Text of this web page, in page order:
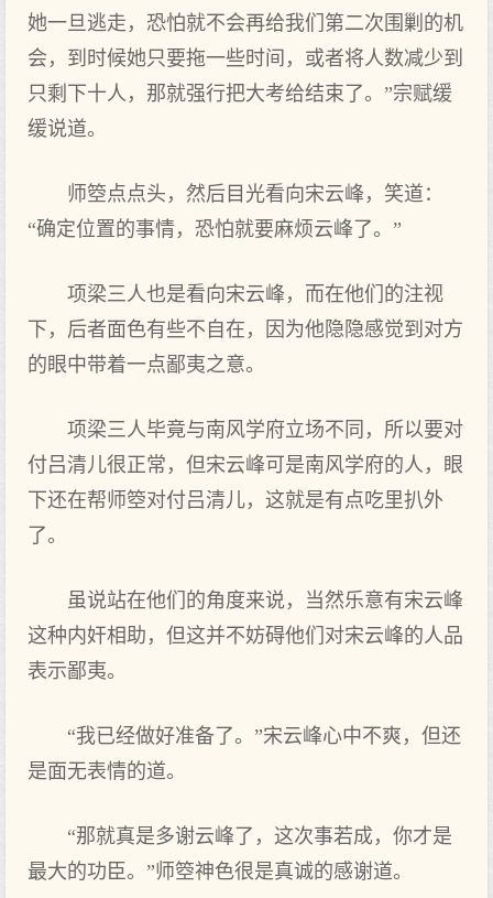
她一旦逃走，恐怕就不会再给我们第二次围剿的机
会，到时候她只要拖一些时间，或者将人数减少到
只剩下十人，那就强行把大考给结束了。”宗赋缓
缓说道。
师箜点点头，然后目光看向宋云峰，笑道：
“确定位置的事情，恐怕就要麻烦云峰了。”
项梁三人也是看向宋云峰，而在他们的注视
下，后者面色有些不自在，因为他隐隐感觉到对方
的眼中带着一点鄙夷之意。
项梁三人毕竟与南风学府立场不同，所以要对
付吕清儿很正常，但宋云峰可是南风学府的人，眼
下还在帮师箜对付吕清儿，这就是有点吃里扒外
了。
虽说站在他们的角度来说，当然乐意有宋云峰
这种内奸相助，但这并不妨碍他们对宋云峰的人品
表示鄙夷。
“我已经做好准备了。”宋云峰心中不爽，但还
是面无表情的道。
“那就真是多谢云峰了，这次事若成，你才是
最大的功臣。”师箜神色很是真诚的感谢道。